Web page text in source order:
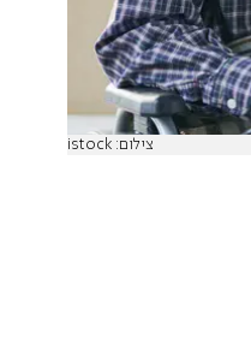
צילום: istock